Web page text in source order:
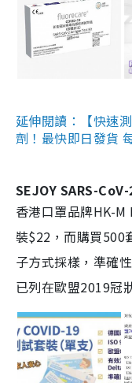
延伸閱讀：【快速
劑！最快即日發貨
SEJOY SARS-
香港口罩品牌HK-
裝$22，而購買500
子方式採樣，準確
已列在歐盟2019冠